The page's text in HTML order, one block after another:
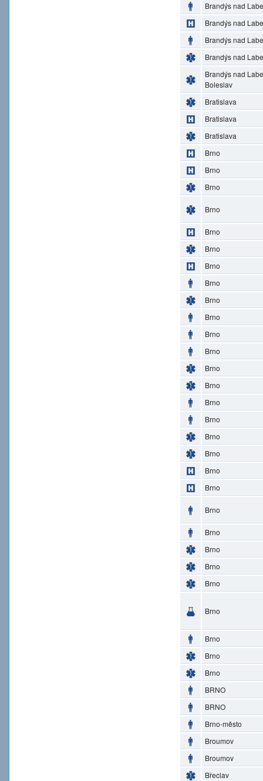
Brandýs nad
Brandýs nad
Brandýs nad
Brandýs nad
Brandýs nad
Boleslav
Bratislava
Bratislava
Bratislava
Brno
Brno
Brno
Brno
Brno
Brno
Brno
Brno
Brno
Brno
Brno
Brno
Brno
Brno
Brno
Brno
Brno
Brno
Brno
Brno
Brno
Brno
Brno
Brno
Brno
Brno
Brno
Brno
Brno
BRNO
BRNO
Brno-město
Broumov
Broumov
Břeclav